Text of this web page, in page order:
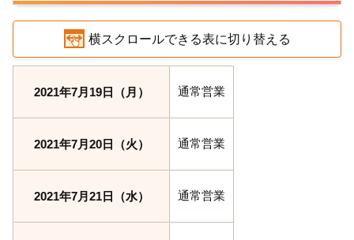
横スクロールできる表に切り替える
2021年7月19日（月） 通常営業
2021年7月20日（火） 通常営業
2021年7月21日（水） 通常営業